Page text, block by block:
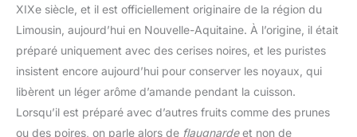
XIXe siècle, et il est officiellement originaire de la région du
Limousin, aujourd’hui en Nouvelle-Aquitaine. À l’origine, il était
préparé uniquement avec des cerises noires, et les puristes
insistent encore aujourd’hui pour conserver les noyaux, qui
libèrent un léger arôme d’amande pendant la cuisson.
Lorsqu’il est préparé avec d’autres fruits comme des prunes
ou des poires, on parle alors de flaugnardeet non de